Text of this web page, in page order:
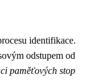
identifikace.
odstupem od
paměťových stop